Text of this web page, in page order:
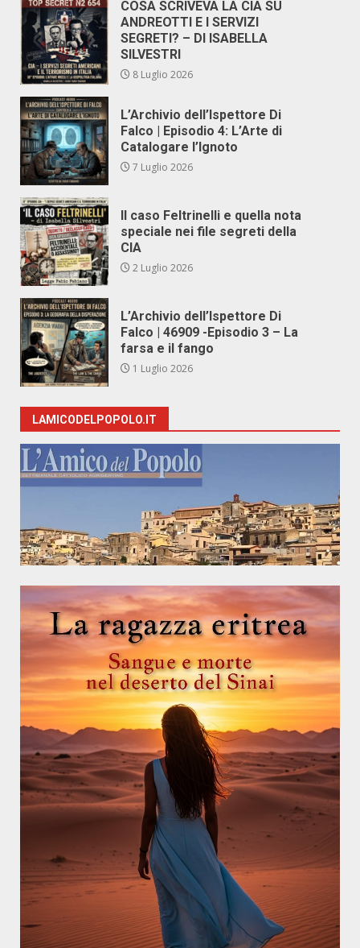
COSA SCRIVEVA LA CIA SU
ANDREOTTI E I SERVIZI
SEGRETI? – DI ISABELLA
SILVESTRI
8 Luglio 2026
L’Archivio dell’Ispettore Di
Falco | Episodio 4: L’Arte di
Catalogare l’Ignoto
7 Luglio 2026
Il caso Feltrinelli e quella nota
speciale nei file segreti della
CIA
2 Luglio 2026
L’Archivio dell’Ispettore Di
Falco | 46909 -Episodio 3 – La
farsa e il fango
1 Luglio 2026
LAMICODELPOPOLO.IT